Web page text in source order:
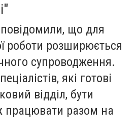
що для
роботи розширюється
супроводження.
які готові
відділ, бути
працювати разом на